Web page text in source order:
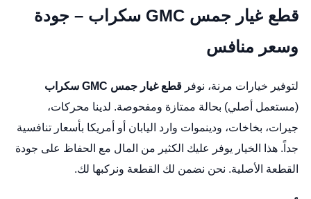
قطع غيار جمس GMC سكراب – جودة
وسعر منافس
لتوفير خيارات مرنة، نوفر قطع غيار جمس GMC سكراب
(مستعمل أصلي) بحالة ممتازة ومفحوصة. لدينا محركات،
جيرات، بخاخات، ودينموات وارد اليابان أو أمريكا بأسعار تنافسية
جداً. هذا الخيار يوفر عليك الكثير من المال مع الحفاظ على جودة
القطعة الأصلية. نحن نضمن لك القطعة ونركبها لك.